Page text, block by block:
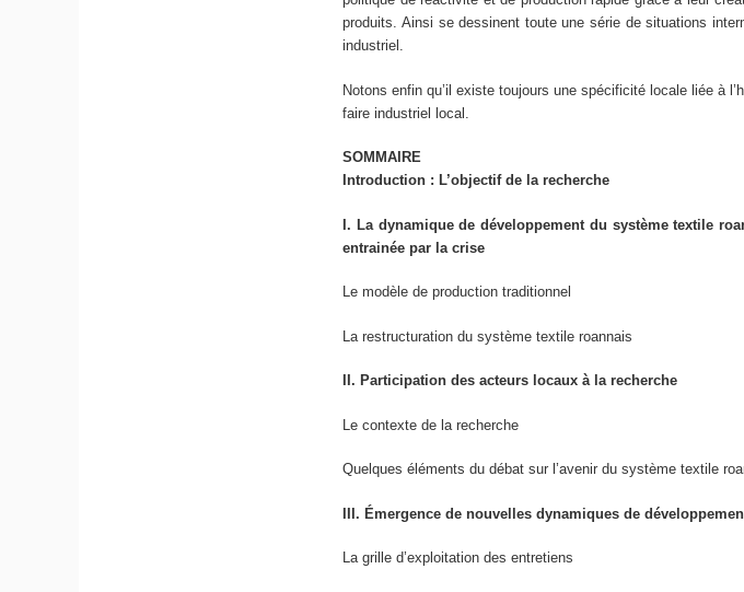
produits. Ainsi se dessinent toute une série de situations
industriel.
Notons enfin qu’il existe toujours une spécificité locale liée à
faire industriel local.
SOMMAIRE
Introduction : L’objectif de la recherche
I. La dynamique de développement du système textile
entrainée par la crise
Le modèle de production traditionnel
La restructuration du système textile roannais
II. Participation des acteurs locaux à la recherche
Le contexte de la recherche
Quelques éléments du débat sur l’avenir du système textile
III. Émergence de nouvelles dynamiques de
La grille d’exploitation des entretiens